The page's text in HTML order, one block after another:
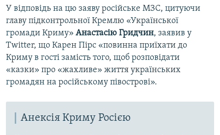
У відповідь на цю заяву російське МЗС, цитуючи
главу підконтрольної Кремлю «Української
громади Криму» Анастасію Гридчин, заявив у
Twitter, що Карен Пірс «повинна приїхати до
Криму в гості замість того, щоб розповідати
«казки» про «жахливе» життя українських
громадян на російському півострові».
Анексія Криму Росією